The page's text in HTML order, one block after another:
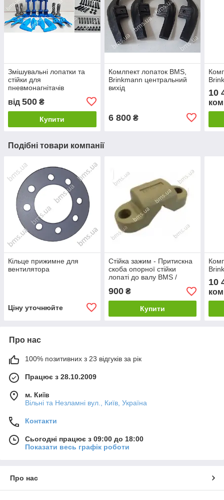
Змішувальні лопатки та
стійки для
пневмонагнітачів
від 500 ₴
Купити
Комлпект лопаток BMS,
Brinkmann центральний
вихід
6 800₴
10
Подібні товари компанії
Кільце прижимне для
вентилятора
Ціну уточнюйте
Стійка зажим - Притискна
скоба опорної стійки
лопаті до валу BMS /
900₴
Купити
10
Про нас
100% позитивних з 23 відгуків за рік
Працює з 28.10.2009
м. Київ
Вільні та Незламні вул., Київ, Україна
Контакти
Сьогодні працює з 09:00 до 18:00
Показати весь графік роботи
Про нас